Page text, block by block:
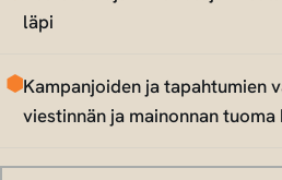
läpi
Kampanjoiden ja tapahtumien
viestinnän ja mainonnan